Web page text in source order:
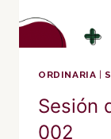
ORDINARIA |
Sesión
002